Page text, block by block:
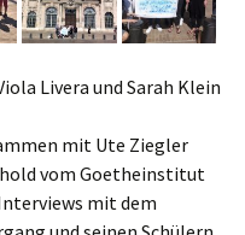
Livera und Sarah Klein
mit Ute Ziegler
vom Goetheinstitut
mit dem